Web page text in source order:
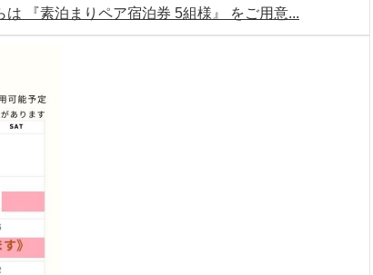
『素泊まりペア宿泊券 5組様』 をご用意...